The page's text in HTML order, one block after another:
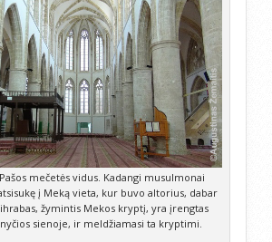
mečetės vidus. Kadangi musulmonai
į Meką vieta, kur buvo altorius, dabar
žymintis Mekos kryptį, yra įrengtas
sienoje, ir meldžiamasi ta kryptimi.